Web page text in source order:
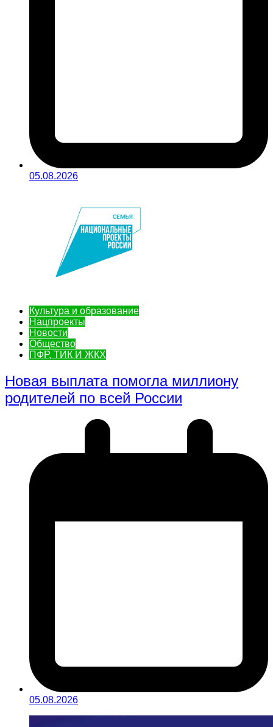
05.08.2026
Культура и образование
Нацпроекты
Новости
Общество
ПФР, ТИК И ЖКХ
Новая выплата помогла миллиону
родителей по всей России
05.08.2026